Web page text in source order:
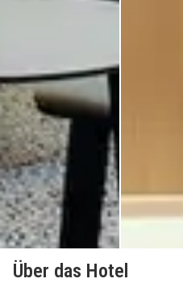
Über das Hotel